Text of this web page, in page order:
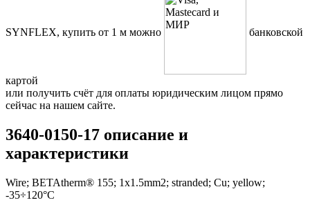
SYNFLEX, купить от 1 м можно банковской
картой
или получить счёт для оплаты юридическим лицом прямо
сейчас на нашем сайте.
3640-0150-17 описание и
характеристики
Wire; BETAtherm® 155; 1x1.5mm2; stranded; Cu; yellow;
-35÷120°C